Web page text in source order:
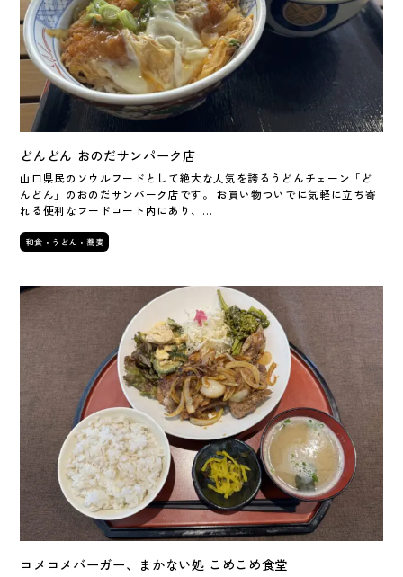
どんどん おのだサンパーク店
山口県民のソウルフードとして絶大な人気を誇るうどんチェーン「ど
んどん」のおのだサンパーク店です。 お買い物ついでに気軽に立ち寄
れる便利なフードコート内にあり、…
和食・うどん・蕎麦
コメコメバーガー、まかない処 こめこめ食堂